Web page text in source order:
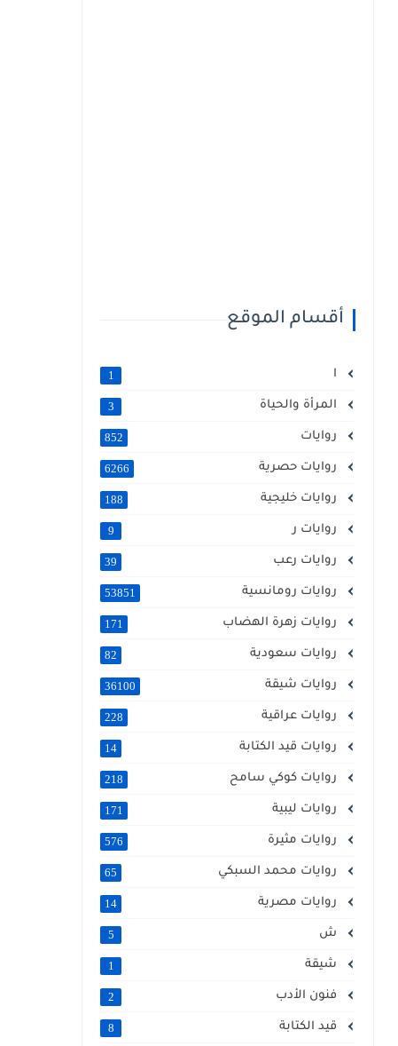
أقسام الموقع
ا 1
المرأة والحياة 3
روايات 852
روايات حصرية 6266
روايات خليجية 188
روايات ر 9
روايات رعب 39
روايات رومانسية 53851
روايات زهرة الهضاب 171
روايات سعودية 82
روايات شيقة 36100
روايات عراقية 228
روايات قيد الكتابة 14
روايات كوكي سامح 218
روايات ليبية 171
روايات مثيرة 576
روايات محمد السبكي 65
روايات مصرية 14
ش 5
شيقة 1
فنون الأدب 2
قيد الكتابة 8